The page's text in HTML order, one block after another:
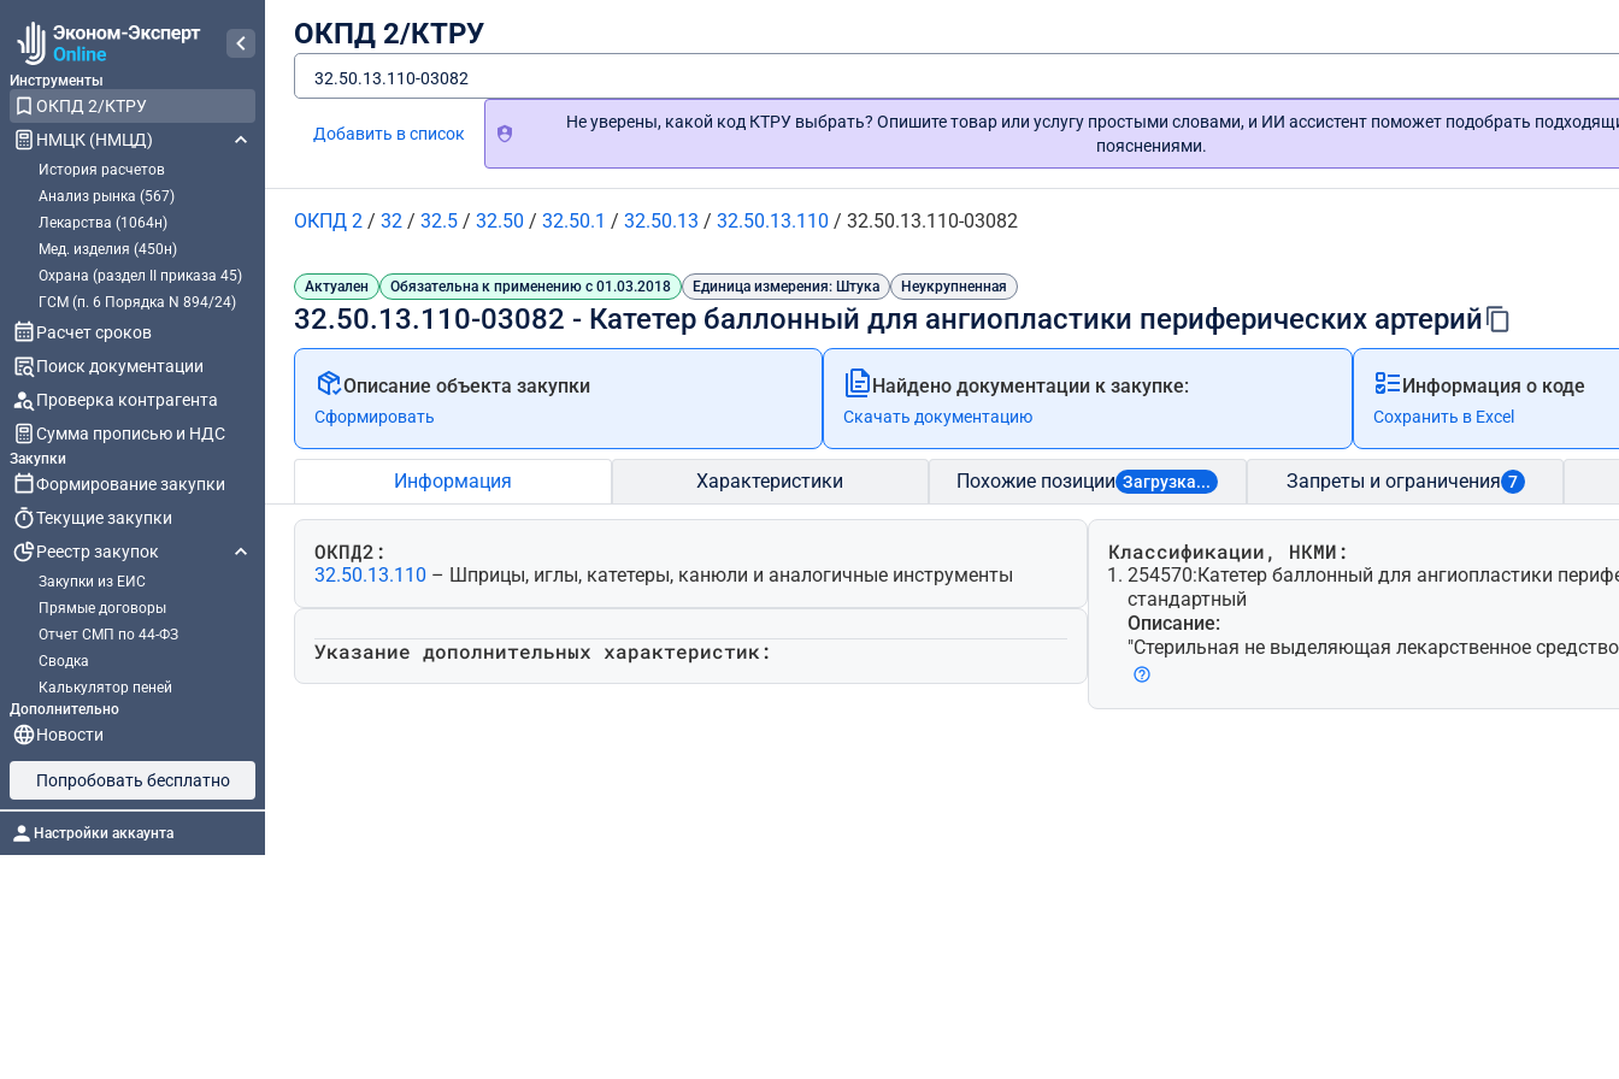
Инструменты
ОКПД 2/КТРУ
НМЦК (НМЦД)
История расчетов
Анализ рынка (567)
Лекарства (1064н)
Мед. изделия (450н)
Охрана (раздел II приказа 45)
ГСМ (п. 6 Порядка N 894/24)
Расчет сроков
Поиск документации
Проверка контрагента
Сумма прописью и НДС
Закупки
Формирование закупки
Текущие закупки
Реестр закупок
Закупки из ЕИС
Прямые договоры
Отчет СМП по 44-ФЗ
Сводка
Калькулятор пеней
Дополнительно
Новости
Попробовать бесплатно
Настройки аккаунта
ОКПД 2/КТРУ
32.50.13.110-03082
Добавить в список
Не уверены, какой код КТРУ выбрать? Опишите товар или услугу простыми словами, и ИИ ассистент поможет подобрать
пояснениями.
ОКПД 2 / 32 / 32.5 / 32.50 / 32.50.1 / 32.50.13 / 32.50.13.110 / 32.50.13.110-03082
Актуален Обязательна к применению с 01.03.2018 Единица измерения: Штука Неукрупненная
32.50.13.110-03082 - Катетер баллонный для ангиопластики периферических артерий
Описание объекта закупки
Сформировать
Найдено документации к закупке:
Скачать документацию
Информация о коде
Сохранить в Excel
Информация Характеристики Похожие позиции Загрузка... Запреты и ограничения 7
ОКПД2:
32.50.13.110 – Шприцы, иглы, катетеры, канюли и аналогичные инструменты
Указание дополнительных характеристик:
Классификации, НКМИ:
254570:Катетер баллонный для ангиопластики
стандартный
Описание:
"Стерильная не выделяющая лекарственное
работанная для чрескожной транслюминальной